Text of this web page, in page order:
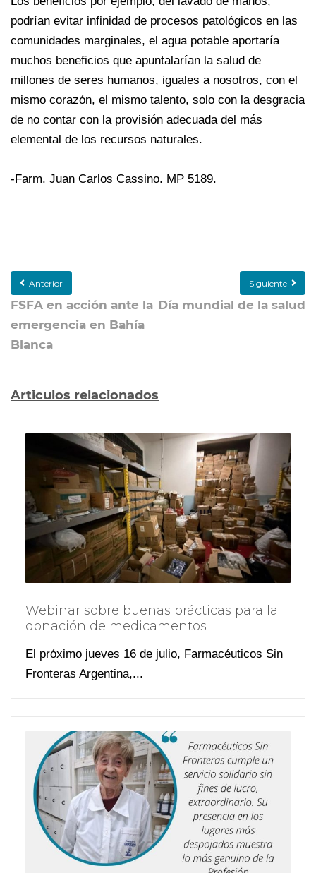
podrían evitar infinidad de procesos patológicos en las
comunidades marginales, el agua potable aportaría
muchos beneficios que apuntalarían la salud de
millones de seres humanos, iguales a nosotros, con el
mismo corazón, el mismo talento, solo con la desgracia
de no contar con la provisión adecuada del más
elemental de los recursos naturales.
-Farm. Juan Carlos Cassino. MP 5189.
Anterior
FSFA en acción ante la
emergencia en Bahía
Blanca
Siguiente
Día mundial de la salud
Articulos relacionados
Webinar sobre buenas prácticas para la
donación de medicamentos
El próximo jueves 16 de julio, Farmacéuticos Sin
Fronteras Argentina,...